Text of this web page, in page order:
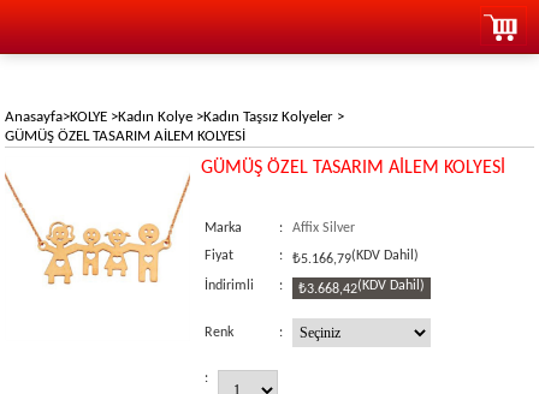
Anasayfa>KOLYE >Kadın Kolye >Kadın Taşsız Kolyeler >
GÜMÜŞ ÖZEL TASARIM AİLEM KOLYESİ
GÜMÜŞ ÖZEL TASARIM AİLEM KOLYESİ
Marka :
Affix Silver
Fiyat
: ₺5.166,79(KDV Dahil)
İndirimli : ₺3.668,42(KDV Dahil)
Renk :
: